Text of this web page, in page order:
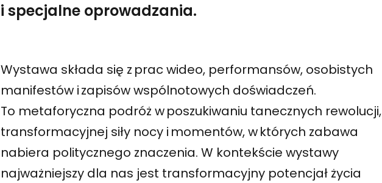
i specjalne oprowadzania.
Wystawa składa się z prac wideo, performansów, osobistych
manifestów i zapisów wspólnotowych doświadczeń.
To metaforyczna podróż w poszukiwaniu tanecznych rewolucji,
transformacyjnej siły nocy i momentów, w których zabawa
nabiera politycznego znaczenia. W kontekście wystawy
najważniejszy dla nas jest transformacyjny potencjał życia